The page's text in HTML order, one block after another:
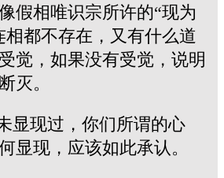
假相唯识宗所许的“现为
都不存在，又有什么道
觉，如果没有受觉，说明
灭。
显现过，你们所谓的心
显现，应该如此承认。